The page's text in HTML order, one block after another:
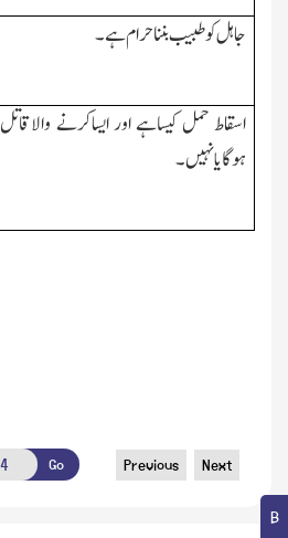
جاہل کو طبیب بنناحرام ہے۔
اسقاط حمل کیساہے اور ایساکرنے والاقاتل
ہوگایانہیں۔
Go Previous Next